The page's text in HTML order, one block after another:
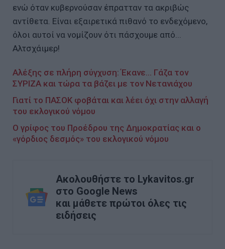
ενώ όταν κυβερνούσαν έπρατταν τα ακριβώς
αντίθετα. Είναι εξαιρετικά πιθανό το ενδεχόμενο,
όλοι αυτοί να νομίζουν ότι πάσχουμε από...
Αλτσχάιμερ!
Αλέξης σε πλήρη σύγχυση: Έκανε... Γάζα τον
ΣΥΡΙΖΑ και τώρα τα βάζει με τον Νετανιάχου
Γιατί το ΠΑΣΟΚ φοβάται και λέει όχι στην αλλαγή
του εκλογικού νόμου
Ο γρίφος του Προέδρου της Δημοκρατίας και ο
«γόρδιος δεσμός» του εκλογικού νόμου
Ακολουθήστε το Lykavitos.gr
στο Google News
και μάθετε πρώτοι όλες τις
ειδήσεις